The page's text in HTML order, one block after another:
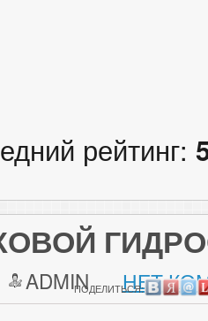
рейтинг:
ADMIN НЕТ
ПОДЕЛИТЬСЯ: